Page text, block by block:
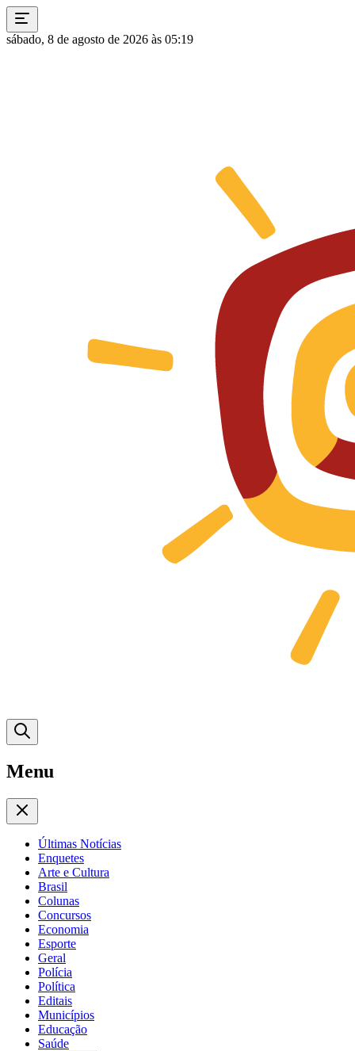
sábado, 8 de agosto de 2026 às 05:19
Menu
Últimas Notícias
Enquetes
Arte e Cultura
Brasil
Colunas
Concursos
Economia
Esporte
Geral
Polícia
Política
Editais
Municípios
Educação
Saúde